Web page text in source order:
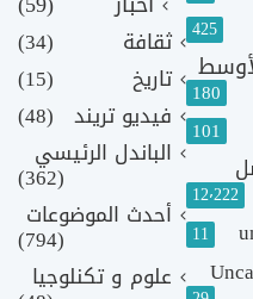
425
180
101
12٬222
11
ثقافة
(34)
تاريخ
(15)
فيديو تريند (48)
الباندل الرئيسي
(362)
أحدث الموضوعات
(794)
علوم و تكنلوجيا